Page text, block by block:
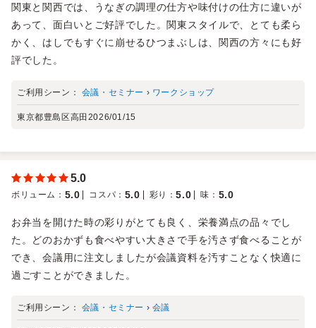
関東と関西では、うなぎの調理の仕方や味付けの仕方に違いが
あって、面白いとご好評でした。関東スタイルで、とても柔ら
かく、はしでもすぐに崩せるひつまぶしは、関西の方々にも好
評でした。
ご利用シーン： 会議・セミナー › ワークショップ
東京都豊島区高田 2026/01/15
5.0
ボリューム ： 5.0 コスパ ： 5.0 彩り ：5.0 味 ： 5.0
お弁当を開けた時の彩りがとても良く、栄養満点の品々でし
た。どのおかずも食べやすい大きさで手を汚さず食べることが
でき、会議用に注文しましたが会議資料を汚すことなく快適に
過ごすことができました。
ご利用シーン： 会議・セミナー › 会議